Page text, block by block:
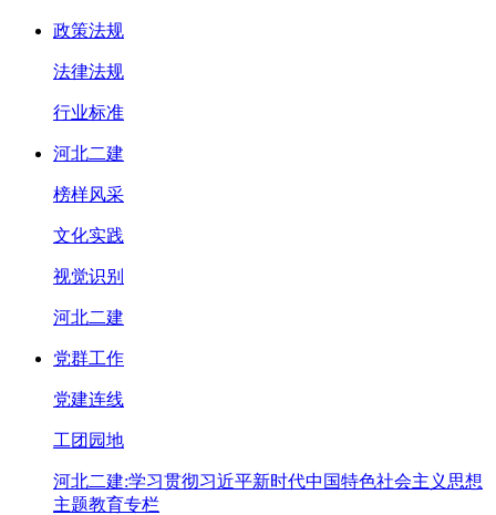
政策法规
法律法规
行业标准
河北二建
榜样风采
文化实践
视觉识别
河北二建
党群工作
党建连线
工团园地
河北二建:学习贯彻习近平新时代中国特色社会主义思想
主题教育专栏